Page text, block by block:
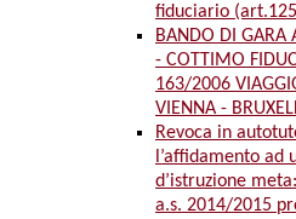
fiduciario
BANDO DI GARA
- COTTIMO
163/2006
VIENNA -
Revoca in
l’affidamento ad
d’istruzione
a.s. 2014/2015